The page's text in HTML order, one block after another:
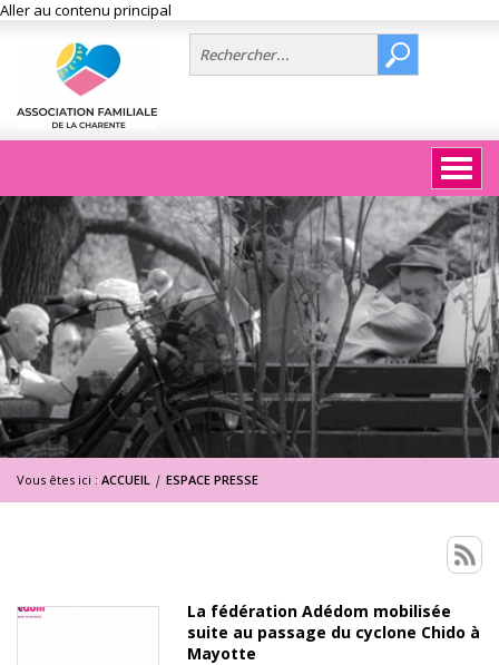
Aller au contenu principal
Vous êtes ici : ACCUEIL | ESPACE PRESSE
La fédération Adédom mobilisée
suite au passage du cyclone Chido à
Mayotte